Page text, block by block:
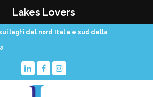
laghi del nord Italia e sud della
Lakes Lovers